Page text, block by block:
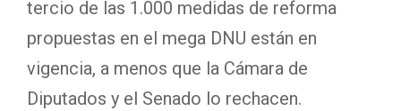
tercio de las 1.000 medidas de reforma
propuestas en el mega DNU están en
vigencia, a menos que la Cámara de
Diputados y el Senado lo rechacen.